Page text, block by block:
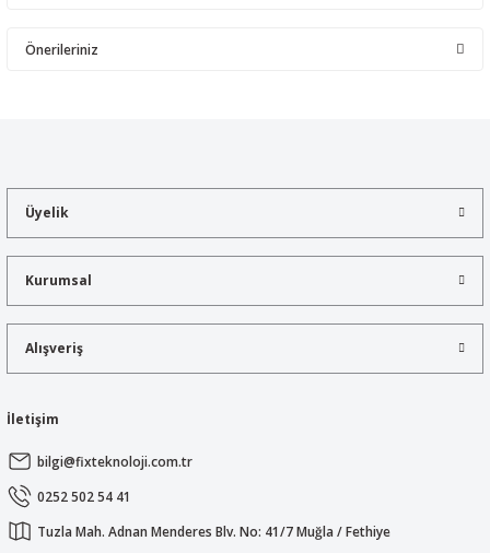
Önerileriniz
Ürün açıklamasında eksik bilgiler bulunuyor.
Ürün bilgilerinde hatalar bulunuyor.
Bu ürüne benzer farklı alternatifler olmalı.
Üyelik
Kurumsal
Alışveriş
İletişim
bilgi@fixteknoloji.com.tr
0252 502 54 41
Tuzla Mah. Adnan Menderes Blv. No: 41/7 Muğla / Fethiye